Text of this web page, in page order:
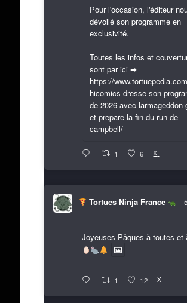
Pour l'occasion, l'éditeur
dévoilé son programme en
exclusivité.
Toutes les infos et
sont par ici ➡
https://
hicomics-dresse-son-
de-2026-avec-
et-prepare-la-fin-du-run-de-
campbell/
1 6 X
Tortues Ninja France
Joyeuses Pâques à toutes et
1 12 X